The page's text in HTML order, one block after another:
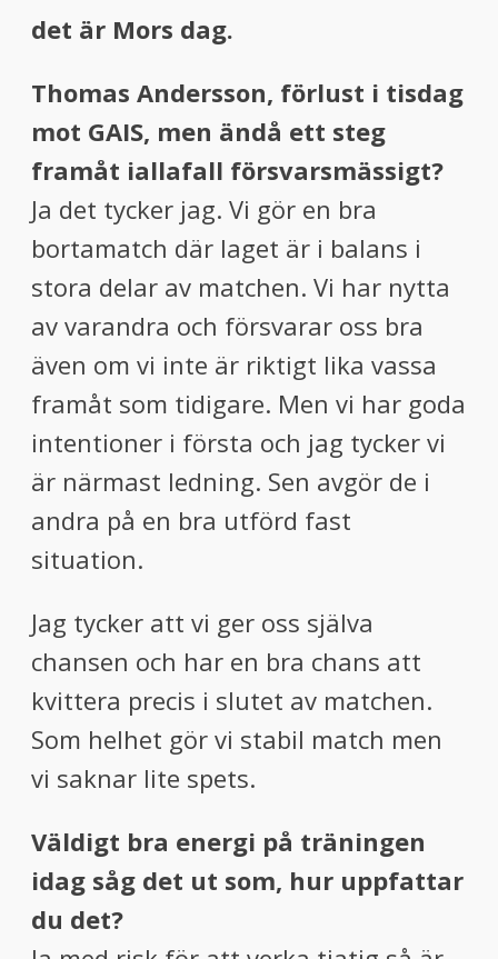
det är Mors dag.
Thomas Andersson, förlust i tisdag
mot GAIS, men ändå ett steg
framåt iallafall försvarsmässigt?
Ja det tycker jag. Vi gör en bra
bortamatch där laget är i balans i
stora delar av matchen. Vi har nytta
av varandra och försvarar oss bra
även om vi inte är riktigt lika vassa
framåt som tidigare. Men vi har goda
intentioner i första och jag tycker vi
är närmast ledning. Sen avgör de i
andra på en bra utförd fast
situation.
Jag tycker att vi ger oss själva
chansen och har en bra chans att
kvittera precis i slutet av matchen.
Som helhet gör vi stabil match men
vi saknar lite spets.
Väldigt bra energi på träningen
idag såg det ut som, hur uppfattar
du det?